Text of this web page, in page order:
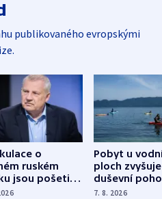
publikovaného evropskými
o
ruském
jsou pošetilé,
estonský
Pobyt u
ploch zvyšuje
duševní
ukázala
7. 8. 2026